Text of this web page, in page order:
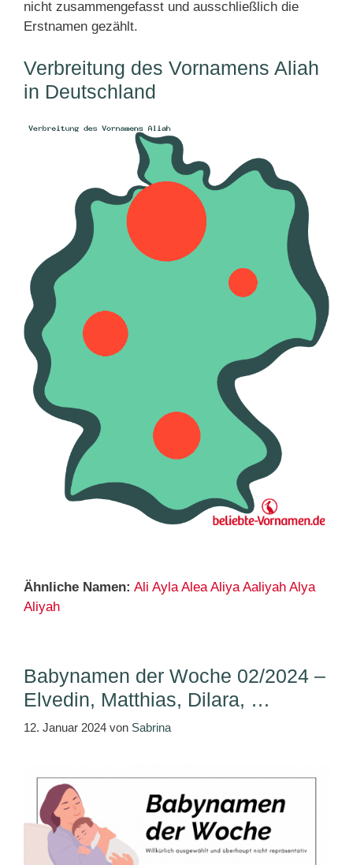
nicht zusammengefasst und ausschließlich die
Erstnamen gezählt.
Verbreitung des Vornamens Aliah
in Deutschland
Ähnliche Namen: Ali Ayla Alea Aliya Aaliyah Alya
Aliyah
Babynamen der Woche 02/2024 –
Elvedin, Matthias, Dilara, …
12. Januar 2024 von Sabrina